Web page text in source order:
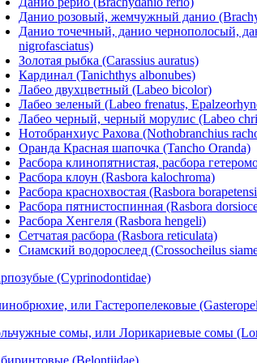
Данио розовый, жемчужный данио
Данио точечный, данио чернополосый,
nigrofasciatus)
Золотая рыбка (Carassius auratus)
Кардинал (Tanichthys albonubes)
Лабео двухцветный (Labeo bicolor)
Лабео зеленый (Labeo frenatus,
Лабео черный, черный морулис (Labeo
Нотобранхиус Рахова (Nothobranchius
Оранда Красная шапочка (Tancho Oranda)
Расбора клинопятнистая, расбора
Расбора клоун (Rasbora kalochroma)
Расбора краснохвостая (Rasbora
Расбора пятнистоспинная (Rasbora
Расбора Хенгеля (Rasbora hengeli)
Сетчатая расбора (Rasbora reticulata)
Сиамский водорослеед (Crossocheilus
(Cyprinodontidae)
или Гастеропелековые
сомы, или Лорикариевые сомы
(Belontiidae)